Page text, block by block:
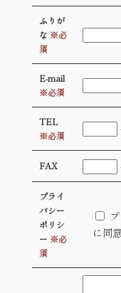
ふりが
な ※必
須
E-mail
※必須
TEL
※必須
FAX
プライ
バシー
ポリシ
ー ※必
須
に同